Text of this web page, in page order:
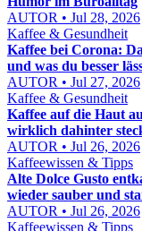
AUTOR • Jul 28, 2026
Kaffee & Gesundheit
Kaffee bei Corona:
und was du besser
AUTOR • Jul 27, 2026
Kaffee & Gesundheit
Kaffee auf die Haut
wirklich dahinter
AUTOR • Jul 26, 2026
Kaffeewissen & Tipps
Alte Dolce Gusto
wieder sauber und
AUTOR • Jul 26, 2026
Kaffeewissen & Tipps